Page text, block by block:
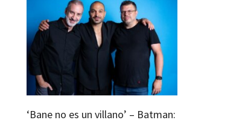
‘Bane no es un villano’ – Batman: